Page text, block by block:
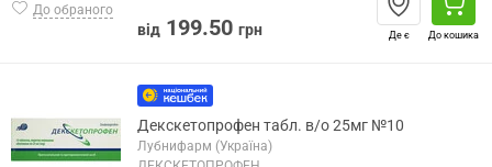
До обраного
від 199.50 грн Де є До кошика
Декскетопрофен табл. в/о 25мг №10
Лубнифарм (Україна)